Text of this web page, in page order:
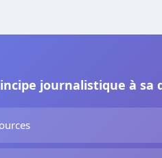
journalistique à sa